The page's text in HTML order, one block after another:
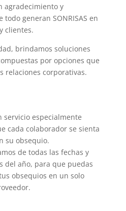
agradecimiento y
generan SONRISAS en
clientes.
brindamos soluciones
por opciones que
relaciones corporativas.
servicio especialmente
cada colaborador se sienta
su obsequio.
de todas las fechas y
del año, para que puedas
obsequios en un solo